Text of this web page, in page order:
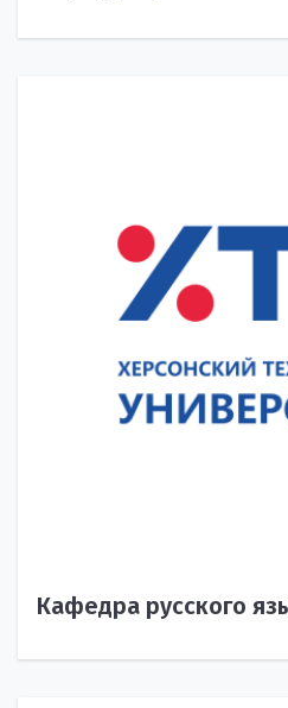
Кафедра русского